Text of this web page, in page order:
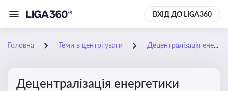
ВХІД ДО LIGA360
Головна Теми в центрі уваги Децентралізація енергетики
Децентралізація енергетики